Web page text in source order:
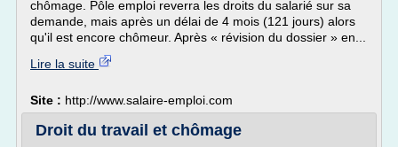
chômage. Pôle emploi reverra les droits du salarié sur sa
demande, mais après un délai de 4 mois (121 jours) alors
qu'il est encore chômeur. Après « révision du dossier » en...
Lire la suite
Site : http://www.salaire-emploi.com
Droit du travail et chômage